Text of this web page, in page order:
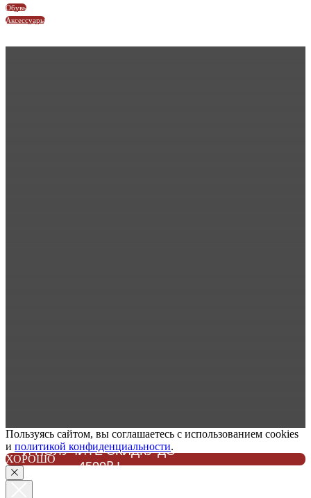
Обувь
Аксессуары
ЗАПИШИТЕСЬ НА ПРИМЕРКУ
И ПОЛУЧИТЕ СКИДКУ ДО
4500₽ !
Пользуясь сайтом, вы соглашаетесь с использованием cookies
и политикой конфиденциальности.
ХОРОШО